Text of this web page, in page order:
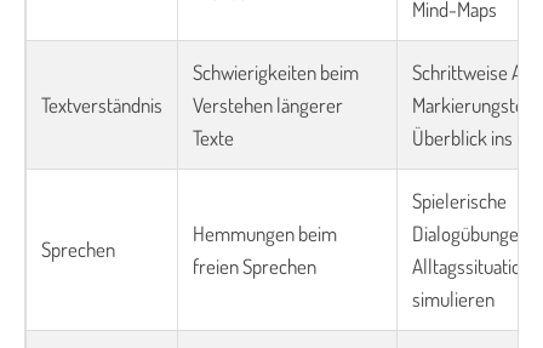
Mind-Maps
Textverständnis
Schwierigkeiten beim
Verstehen längerer
Texte
Schrittweise
Überblick ins
Sprechen
Hemmungen beim
freien Sprechen
Spielerische
Dialogübungen,
simulieren